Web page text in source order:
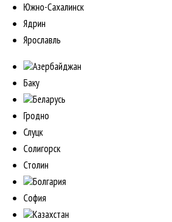
Южно-Сахалинск
Ядрин
Ярославль
Азербайджан
Баку
Беларусь
Гродно
Слуцк
Солигорск
Столин
Болгария
София
Казахстан